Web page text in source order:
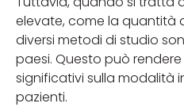
elevate, come la quantità
diversi metodi di studio
paesi. Questo può
significativi sulla modalità
pazienti.